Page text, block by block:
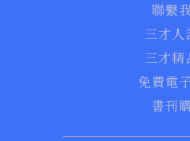
聯繫
三才人
三才精
免費電
書刊